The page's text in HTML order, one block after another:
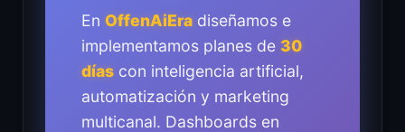
En OffenAiEra diseñamos e
implementamos planes de 30
días con inteligencia artificial,
automatización y marketing
multicanal. Dashboards en